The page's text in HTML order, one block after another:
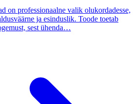
on professionaalne valik olukordadesse,
ja esinduslik. Toode toetab
sest ühenda…